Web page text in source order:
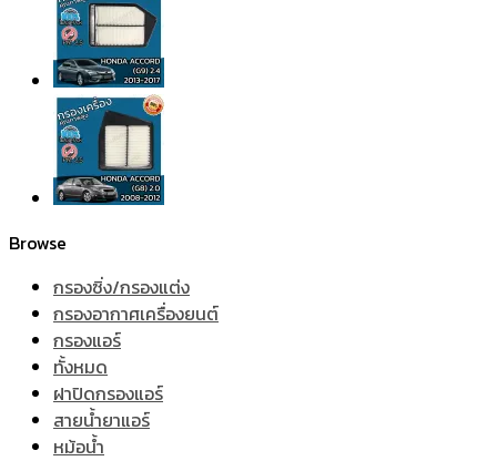
Browse
กรองซิ่ง/กรองแต่ง
กรองอากาศเครื่องยนต์
กรองแอร์
ทั้งหมด
ฝาปิดกรองแอร์
สายน้ำยาแอร์
หม้อน้ำ